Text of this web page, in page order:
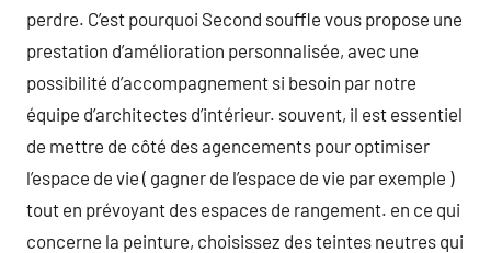
perdre. C’est pourquoi Second souffle vous propose une
prestation d’amélioration personnalisée, avec une
possibilité d’accompagnement si besoin par notre
équipe d’architectes d’intérieur. souvent, il est essentiel
de mettre de côté des agencements pour optimiser
l’espace de vie ( gagner de l’espace de vie par exemple )
tout en prévoyant des espaces de rangement. en ce qui
concerne la peinture, choisissez des teintes neutres qui